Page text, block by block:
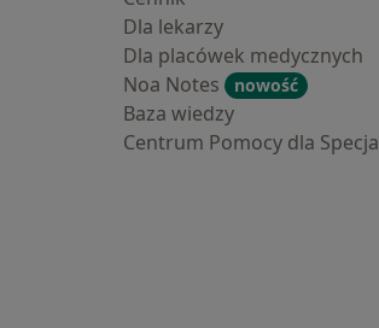
Dla lekarzy
Dla placówek medycznych
Noa Notes
nowość
Baza wiedzy
Centrum Pomocy dla